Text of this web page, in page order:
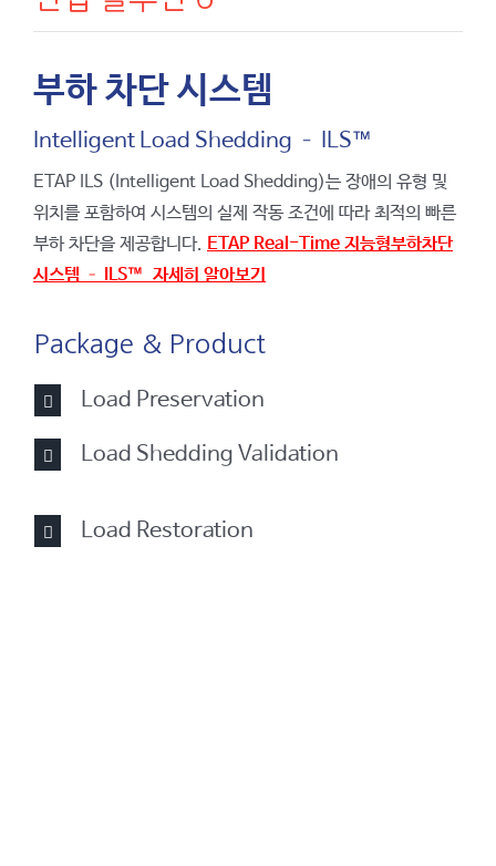
부하 차단 시스템
Intelligent Load Shedding – ILS™
ETAP ILS (Intelligent Load Shedding)는 장애의 유형 및
위치를 포함하여 시스템의 실제 작동 조건에 따라 최적의 빠른
부하 차단을 제공합니다. ETAP Real-Time 지능형부하차단
시스템 – ILS™ 자세히 알아보기
Package & Product
Load Preservation
Load Shedding Validation
Load Restoration